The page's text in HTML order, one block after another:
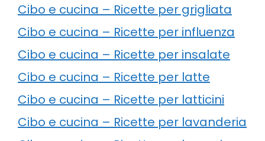
Cibo e cucina – Ricette per grigliata
Cibo e cucina – Ricette per influenza
Cibo e cucina – Ricette per insalate
Cibo e cucina – Ricette per latte
Cibo e cucina – Ricette per latticini
Cibo e cucina – Ricette per lavanderia